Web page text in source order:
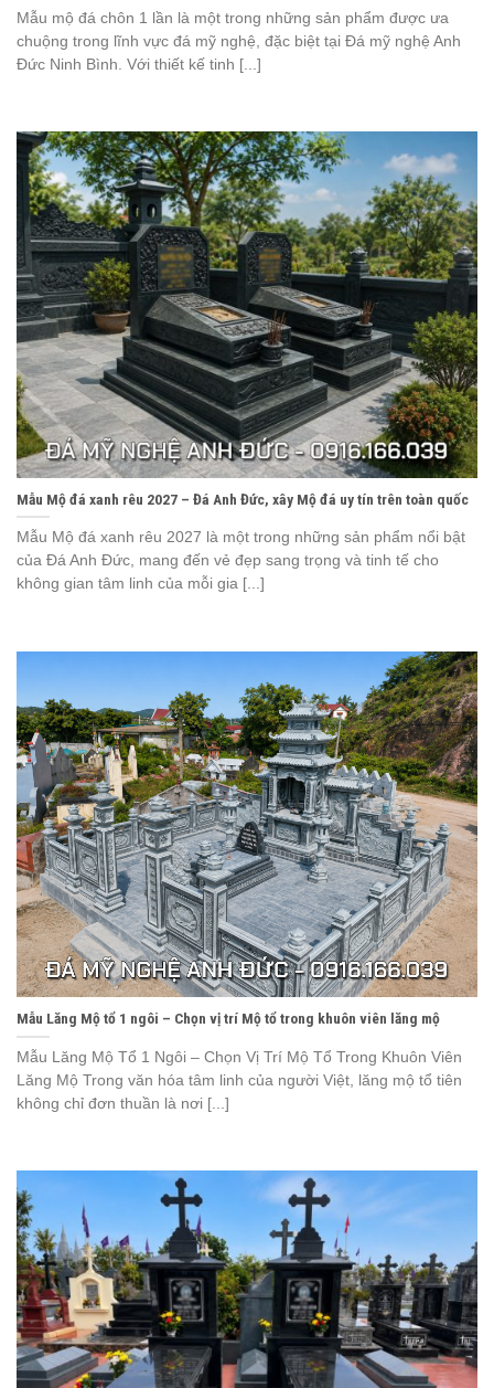
Mẫu mộ đá chôn 1 lần là một trong những sản phẩm được ưa
chuộng trong lĩnh vực đá mỹ nghệ, đặc biệt tại Đá mỹ nghệ Anh
Đức Ninh Bình. Với thiết kế tinh [...]
Mẫu Mộ đá xanh rêu 2027 – Đá Anh Đức, xây Mộ đá uy tín trên toàn quốc
Mẫu Mộ đá xanh rêu 2027 là một trong những sản phẩm nổi bật
của Đá Anh Đức, mang đến vẻ đẹp sang trọng và tinh tế cho
không gian tâm linh của mỗi gia [...]
Mẫu Lăng Mộ tổ 1 ngôi – Chọn vị trí Mộ tổ trong khuôn viên lăng mộ
Mẫu Lăng Mộ Tổ 1 Ngôi – Chọn Vị Trí Mộ Tổ Trong Khuôn Viên
Lăng Mộ Trong văn hóa tâm linh của người Việt, lăng mộ tổ tiên
không chỉ đơn thuần là nơi [...]